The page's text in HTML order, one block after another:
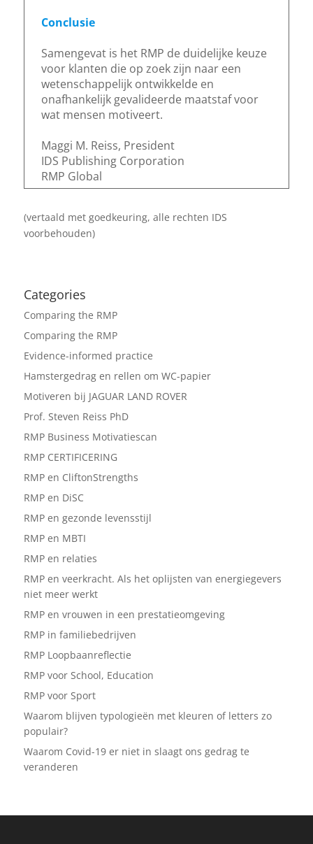
Conclusie
Samengevat is het RMP de duidelijke keuze
voor klanten die op zoek zijn naar een
wetenschappelijk ontwikkelde en
onafhankelijk gevalideerde maatstaf voor
wat mensen motiveert.
Maggi M. Reiss, President
IDS Publishing Corporation
RMP Global
(vertaald met goedkeuring, alle rechten IDS
voorbehouden)
Categories
Comparing the RMP
Comparing the RMP
Evidence-informed practice
Hamstergedrag en rellen om WC-papier
Motiveren bij JAGUAR LAND ROVER
Prof. Steven Reiss PhD
RMP Business Motivatiescan
RMP CERTIFICERING
RMP en CliftonStrengths
RMP en DiSC
RMP en gezonde levensstijl
RMP en MBTI
RMP en relaties
RMP en veerkracht. Als het oplijsten van energiegevers
niet meer werkt
RMP en vrouwen in een prestatieomgeving
RMP in familiebedrijven
RMP Loopbaanreflectie
RMP voor School, Education
RMP voor Sport
Waarom blijven typologieën met kleuren of letters zo
populair?
Waarom Covid-19 er niet in slaagt ons gedrag te
veranderen